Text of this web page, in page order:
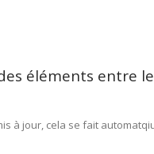
éléments entre
à jour, cela se fait